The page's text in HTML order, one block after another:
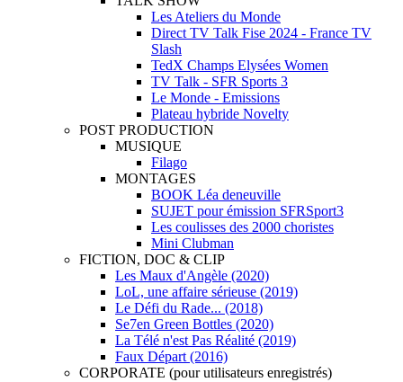
Les Ateliers du Monde
Direct TV Talk Fise 2024 - France TV
Slash
TedX Champs Elysées Women
TV Talk - SFR Sports 3
Le Monde - Emissions
Plateau hybride Novelty
POST PRODUCTION
MUSIQUE
Filago
MONTAGES
BOOK Léa deneuville
SUJET pour émission SFRSport3
Les coulisses des 2000 choristes
Mini Clubman
FICTION, DOC & CLIP
Les Maux d'Angèle (2020)
LoL, une affaire sérieuse (2019)
Le Défi du Rade... (2018)
Se7en Green Bottles (2020)
La Télé n'est Pas Réalité (2019)
Faux Départ (2016)
CORPORATE (pour utilisateurs enregistrés)